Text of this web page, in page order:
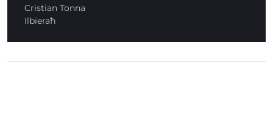
Cristian Tonna
Ilbieraħ